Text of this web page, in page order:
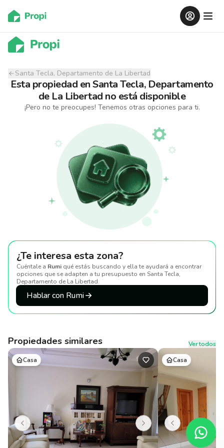
Santa Tecla, Departamento de La Libertad
Esta propiedad enSanta Tecla, Departamento
de La Libertad no está disponible
¡Pero no te preocupes! Tenemos otras opciones para ti.
¿Te interesa esta zona?
Cuéntale a Rumi qué estás buscando y ella te ayudará a encontrar
opciones que se adapten a tu presupuesto en Santa Tecla,
Departamento de La Libertad.
Hablar con Rumi
Propiedades similares
Ver todos
Casa
Casa